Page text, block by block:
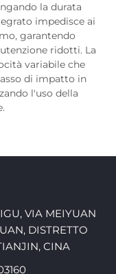
la durata
impedisce ai
garantendo
ridotti. La
variabile che
di impatto in
l'uso della
VIA MEIYUAN
DISTRETTO
CINA